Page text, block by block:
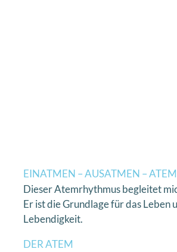
EINATMEN – AUSATMEN –
Dieser Atemrhythmus begleitet
Er ist die Grundlage für das Leben
Lebendigkeit.
DER ATEM